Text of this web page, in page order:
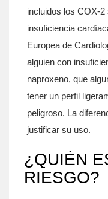
incluidos los COX-
insuficiencia
Europea de
alguien con
naproxeno, que
tener un perfil
peligroso. La
justificar su uso.
¿QUIÉN
RIESGO?